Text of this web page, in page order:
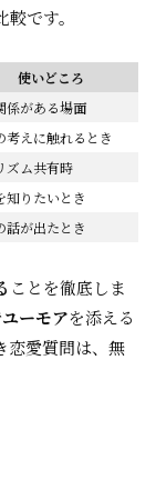
です。
使いどころ
係がある場面
考えに触れるとき
ズム共有時
知りたいとき
話が出たとき
ことを徹底しま
ーモアを添える
恋愛質問は、無